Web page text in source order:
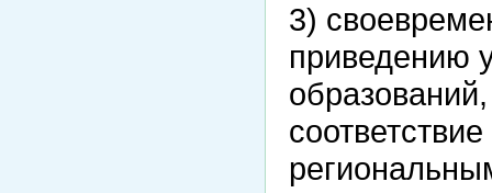
3)
приведению